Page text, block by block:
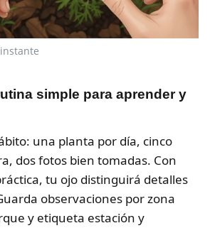
simple para aprender y
una planta por día, cinco
dos fotos bien tomadas. Con
tu ojo distinguirá detalles
observaciones por zona
y etiqueta estación y